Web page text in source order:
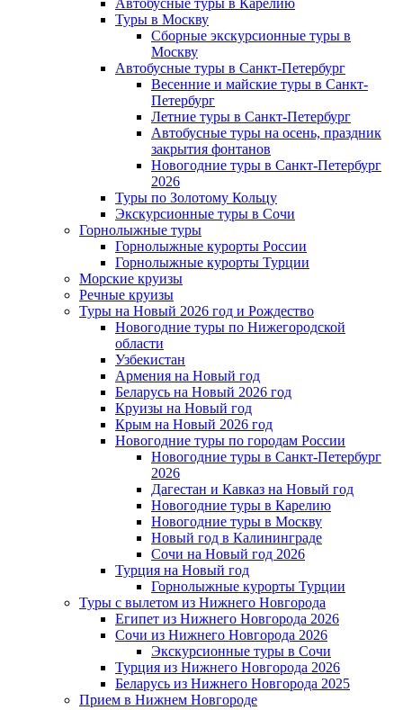
Автобусные туры в Карелию
Туры в Москву
Сборные экскурсионные туры в
Москву
Автобусные туры в Санкт-Петербург
Весенние и майские туры в Санкт-
Петербург
Летние туры в Санкт-Петербург
Автобусные туры на осень, праздник
закрытия фонтанов
Новогодние туры в Санкт-Петербург
2026
Туры по Золотому Кольцу
Экскурсионные туры в Сочи
Горнолыжные туры
Горнолыжные курорты России
Горнолыжные курорты Турции
Морские круизы
Речные круизы
Туры на Новый 2026 год и Рождество
Новогодние туры по Нижегородской
области
Узбекистан
Армения на Новый год
Беларусь на Новый 2026 год
Круизы на Новый год
Крым на Новый 2026 год
Новогодние туры по городам России
Новогодние туры в Санкт-Петербург
2026
Дагестан и Кавказ на Новый год
Новогодние туры в Карелию
Новогодние туры в Москву
Новый год в Калининграде
Сочи на Новый год 2026
Турция на Новый год
Горнолыжные курорты Турции
Туры с вылетом из Нижнего Новгорода
Египет из Нижнего Новгорода 2026
Сочи из Нижнего Новгорода 2026
Экскурсионные туры в Сочи
Турция из Нижнего Новгорода 2026
Беларусь из Нижнего Новгорода 2025
Прием в Нижнем Новгороде